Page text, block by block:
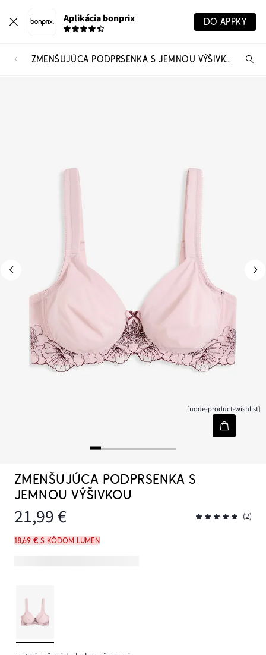
Aplikácia bonprix DO APPKY
ZMENŠUJÚCA PODPRSENKA S JEMNOU VÝŠIVKOU
[node-product-wishlist]
ZMENŠUJÚCA PODPRSENKA S
JEMNOU VÝŠIVKOU
21,99 € (2)
18,69 € s kódom LUMEN